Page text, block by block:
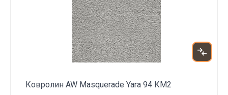
Ковролин AW Masquerade Yara 94 КМ2